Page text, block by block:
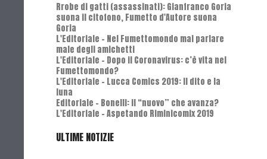
Rrobe di gatti (assassinati): Gianfranco Goria
suona il citofono, Fumetto d'Autore suona
Goria
L'Editoriale - Nel Fumettomondo mai parlare
male degli amichetti
L'Editoriale - Dopo il Coronavirus: c’è vita nel
Fumettomondo?
L'Editoriale - Lucca Comics 2019: Il dito e la
luna
Editoriale - Bonelli: il “nuovo” che avanza?
L'Editoriale - Aspetando Riminicomix 2019
ULTIME NOTIZIE